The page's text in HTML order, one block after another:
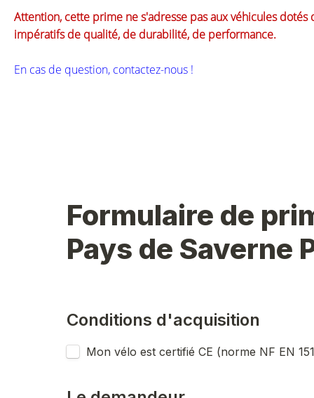
Attention, cette prime ne s'adresse pas aux véhicules
impératifs de qualité, de durabilité, de performance.
En cas de question, contactez-nous !